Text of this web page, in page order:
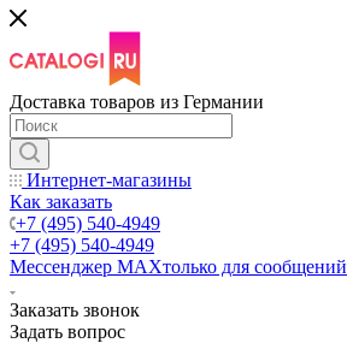
Доставка товаров из Германии
Интернет-магазины
Как заказать
+7 (495) 540-4949
+7 (495) 540-4949
Мессенджер МАХтолько для сообщений
Заказать звонок
Задать вопрос